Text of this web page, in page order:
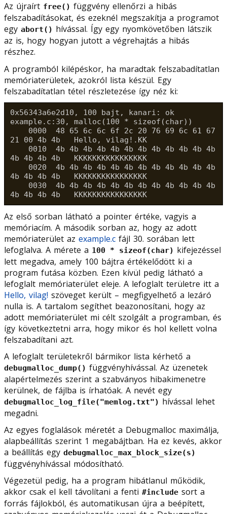
Az újraírt free() függvény ellenőrzi a hibás
felszabadításokat, és ezeknél megszakítja a programot
egy abort() hívással. Így egy nyomkövetőben látszik
az is, hogy hogyan jutott a végrehajtás a hibás
részhez.
A programból kilépéskor, ha maradtak felszabadítatlan
memóriaterületek, azokról lista készül. Egy
felszabadítatlan tétel részletezése így néz ki:
0x56343a6e2d10, 100 bajt, kanari: ok
example.c:30, malloc(100 * sizeof(char))
21 00 4b 4b   Hello, vilag!.KK
4b 4b 4b 4b   KKKKKKKKKKKKKKKK
4b 4b 4b 4b   KKKKKKKKKKKKKKKK
4b 4b 4b 4b   KKKKKKKKKKKKKKKK
Az első sorban látható a pointer értéke, vagyis a
memóriacím. A második sorban az, hogy az adott
memóriaterület az example.c fájl 30. sorában lett
lefoglalva. A mérete a 100 * sizeof(char) kifejezéssel
lett megadva, amely 100 bájtra értékelődött ki a
program futása közben. Ezen kívül pedig látható a
lefoglalt memóriaterület eleje. A lefoglalt területre itt a
Hello, vilag! szöveget került – megfigyelhető a lezáró
nulla is. A tartalom segíthet beazonosítani, hogy az
adott memóriaterület mi célt szolgált a programban, és
így következtetni arra, hogy mikor és hol kellett volna
felszabadítani azt.
A lefoglalt területekről bármikor lista kérhető a
debugmalloc_dump() függvényhívással. Az üzenetek
alapértelmezés szerint a szabványos hibakimenetre
kerülnek, de fájlba is írhatóak. A nevét egy
debugmalloc_log_file("memlog.txt") hívással lehet
megadni.
Az egyes foglalások méretét a Debugmalloc maximálja,
alapbeállítás szerint 1 megabájtban. Ha ez kevés, akkor
a beállítás egy debugmalloc_max_block_size(s)
függvényhívással módosítható.
Végezetül pedig, ha a program hibátlanul működik,
akkor csak el kell távolítani a fenti #include sort a
forrás fájlokból, és automatikusan újra a beépített,